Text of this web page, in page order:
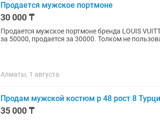
Продается мужское портмоне
30 000 ₸
Продается мужское портмоне бренда LOUIS
за 50000, продается за 30000. Толком не
Алматы, 1 августа
Продам мужской костюм р 48 рост 8
35 000 ₸